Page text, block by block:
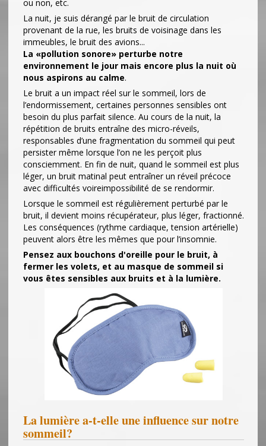
ou non, etc.
La nuit, je suis dérangé par le bruit de circulation
provenant de la rue, les bruits de voisinage dans les
immeubles, le bruit des avions...
La «pollution sonore» perturbe notre
environnement le jour mais encore plus la nuit où
nous aspirons au calme.
Le bruit a un impact réel sur le sommeil, lors de
l’endormissement, certaines personnes sensibles ont
besoin du plus parfait silence. Au cours de la nuit, la
répétition de bruits entraîne des micro-réveils,
responsables d’une fragmentation du sommeil qui peut
persister même lorsque l’on ne les perçoit plus
consciemment. En fin de nuit, quand le sommeil est plus
léger, un bruit matinal peut entraîner un réveil précoce
avec difficultés voireimpossibilité de se rendormir.
Lorsque le sommeil est régulièrement perturbé par le
bruit, il devient moins récupérateur, plus léger, fractionné.
Les conséquences (rythme cardiaque, tension artérielle)
peuvent alors être les mêmes que pour l’insomnie.
Pensez aux bouchons d'oreille pour le bruit, à
fermer les volets, et au masque de sommeil si
vous êtes sensibles aux bruits et à la lumière.
La lumière a-t-elle une influence sur notre
sommeil?